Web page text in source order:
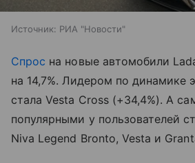
Источник: РИА "Новости"
Спрос на новые автомобили
на 14,7%. Лидером по динамике
стала Vesta Cross (+34,4%). А
популярными у пользователей
Niva Legend Bronto, Vesta и